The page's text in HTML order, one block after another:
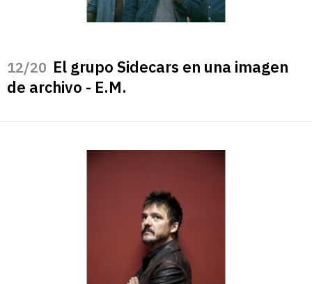
/20 El grupo Sidecars en una imagen
de archivo - E.M.